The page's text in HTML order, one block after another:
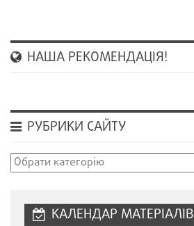
НАША РЕКОМЕНДАЦІЯ!
РУБРИКИ САЙТУ
Рубрики
КАЛЕНДАР МАТЕРІАЛІВ